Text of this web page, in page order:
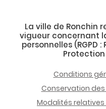
La ville de Ronchin
vigueur concernant
personnelles (RGPD
Protection
Conditions
Conservation
Modalités